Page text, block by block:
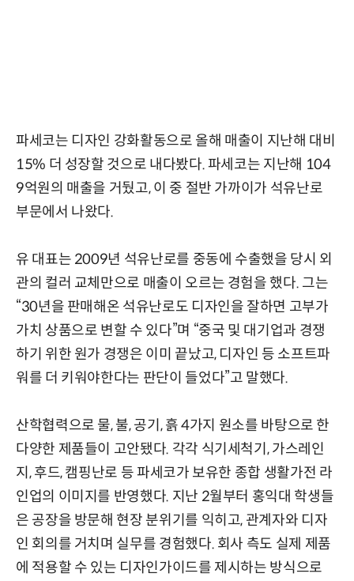
파세코는 디자인 강화활동으로 올해 매출이 지난해 대비
15% 더 성장할 것으로 내다봤다. 파세코는 지난해 104
9억원의 매출을 거뒀고, 이 중 절반 가까이가 석유난로
부문에서 나왔다.
유 대표는 2009년 석유난로를 중동에 수출했을 당시 외
관의 컬러 교체만으로 매출이 오르는 경험을 했다. 그는
“30년을 판매해온 석유난로도 디자인을 잘하면 고부가
가치 상품으로 변할 수 있다”며 “중국 및 대기업과 경쟁
하기 위한 원가 경쟁은 이미 끝났고, 디자인 등 소프트파
워를 더 키워야한다는 판단이 들었다”고 말했다.
산학협력으로 물, 불, 공기, 흙 4가지 원소를 바탕으로 한
다양한 제품들이 고안됐다. 각각 식기세척기, 가스레인
지, 후드, 캠핑난로 등 파세코가 보유한 종합 생활가전 라
인업의 이미지를 반영했다. 지난 2월부터 홍익대 학생들
은 공장을 방문해 현장 분위기를 익히고, 관계자와 디자
인 회의를 거치며 실무를 경험했다. 회사 측도 실제 제품
에 적용할 수 있는 디자인가이드를 제시하는 방식으로